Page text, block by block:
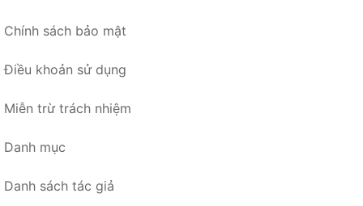
Chính sách bảo mật
Điều khoản sử dụng
Miễn trừ trách nhiệm
Danh mục
Danh sách tác giả